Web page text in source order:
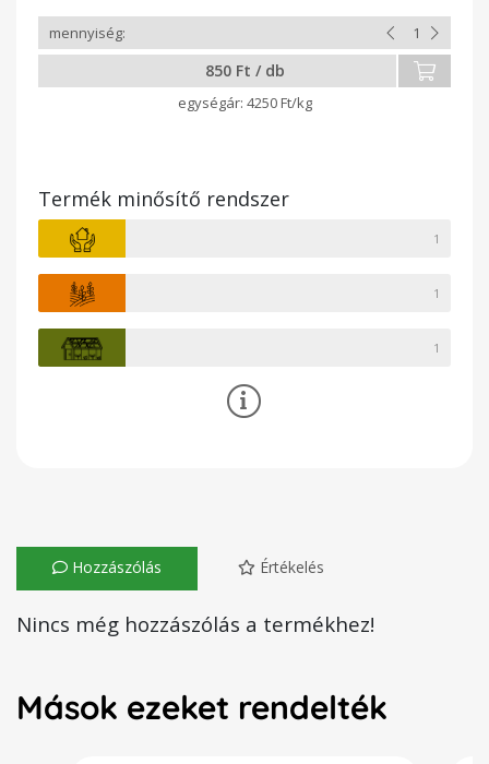
850 Ft / db
4250 Ft/kg
Termék minősítő rendszer
1
1
1
Hozzászólás Értékelés
Nincs még hozzászólás a termékhez!
Mások ezeket rendelték